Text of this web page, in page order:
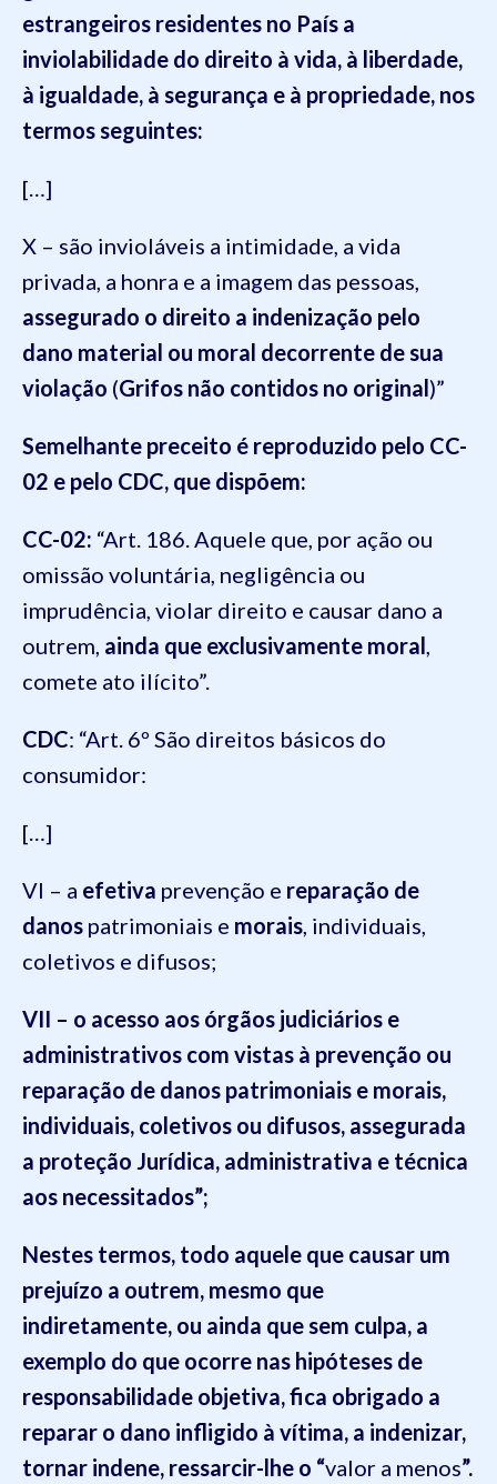
estrangeiros residentes no País a
inviolabilidade do direito à vida, à liberdade,
à igualdade, à segurança e à propriedade, nos
termos seguintes:
[…]
X – são invioláveis a intimidade, a vida
privada, a honra e a imagem das pessoas,
assegurado o direito a indenização pelo
dano material ou moral decorrente de sua
violação (Grifos não contidos no original)”
Semelhante preceito é reproduzido pelo CC-
02 e pelo CDC, que dispõem:
CC-02: “Art. 186.Aquele que, por ação ou
omissão voluntária, negligência ou
imprudência, violar direito e causar dano a
outrem, ainda que exclusivamente moral,
comete ato ilícito”.
CDC: “Art. 6º São direitos básicos do
consumidor:
[…]
VI – a efetiva prevenção e reparação de
danos patrimoniais e morais, individuais,
coletivos e difusos;
VII – o acesso aos órgãos judiciários e
administrativos com vistas à prevenção ou
reparação de danos patrimoniais e morais,
individuais, coletivos ou difusos, assegurada
a proteção Jurídica, administrativa e técnica
aos necessitados”;
Nestes termos, todo aquele que causar um
prejuízo a outrem, mesmo que
indiretamente, ou ainda que sem culpa, a
exemplo do que ocorre nas hipóteses de
responsabilidade objetiva, fica obrigado a
reparar o dano infligido à vítima, a indenizar,
tornar indene, ressarcir-lhe o “valor a menos”.